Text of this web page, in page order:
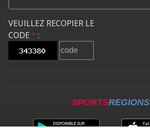
VEUILLEZ RECOPIER LE
CODE * :
SPORTSREGIONS